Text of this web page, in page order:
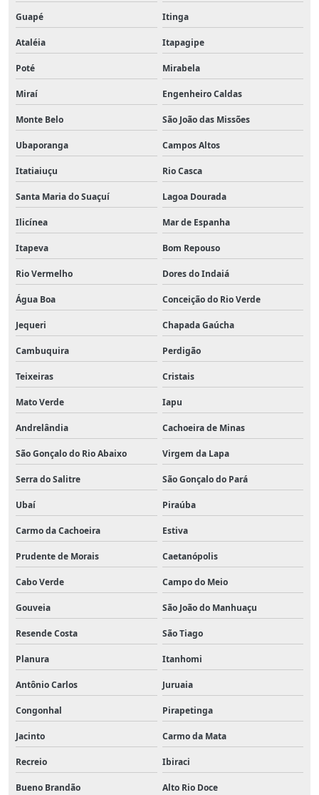
Guapé Itinga
Ataléia Itapagipe
Poté Mirabela
Miraí Engenheiro Caldas
Monte Belo São João das Missões
Ubaporanga Campos Altos
Itatiaiuçu Rio Casca
Santa Maria do Suaçuí Lagoa Dourada
Ilicínea Mar de Espanha
Itapeva Bom Repouso
Rio Vermelho Dores do Indaiá
Água Boa Conceição do Rio Verde
Jequeri Chapada Gaúcha
Cambuquira Perdigão
Teixeiras Cristais
Mato Verde Iapu
Andrelândia Cachoeira de Minas
São Gonçalo do Rio Abaixo Virgem da Lapa
Serra do Salitre São Gonçalo do Pará
Ubaí Piraúba
Carmo da Cachoeira Estiva
Prudente de Morais Caetanópolis
Cabo Verde Campo do Meio
Gouveia São João do Manhuaçu
Resende Costa São Tiago
Planura Itanhomi
Antônio Carlos Juruaia
Congonhal Pirapetinga
Jacinto Carmo da Mata
Recreio Ibiraci
Bueno Brandão Alto Rio Doce